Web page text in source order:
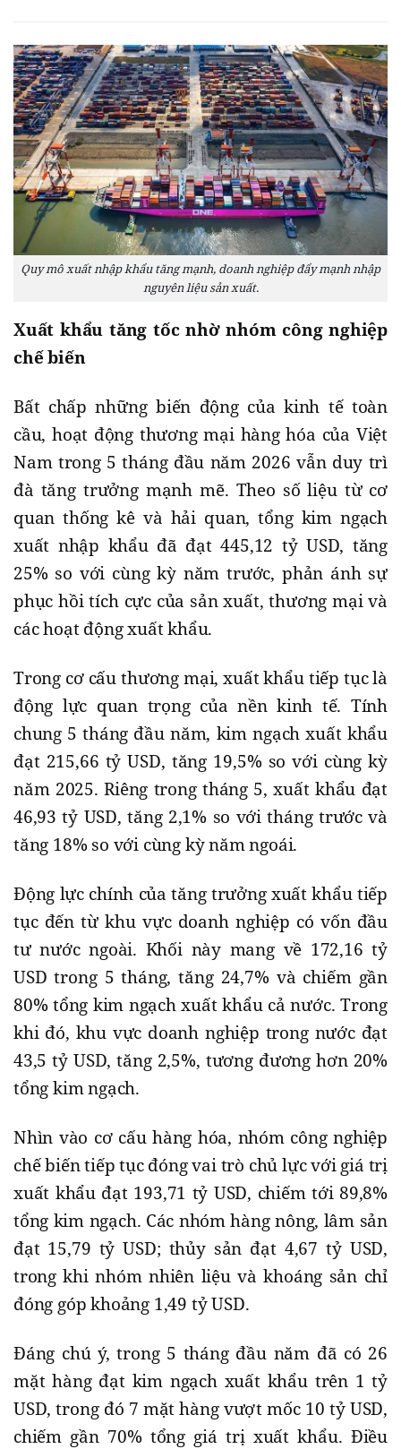
Quy mô xuất nhập khẩu tăng mạnh, doanh nghiệp đẩy mạnh nhập
nguyên liệu sản xuất.
Xuất khẩu tăng tốc nhờ nhóm công nghiệp
chế biến
Bất chấp những biến động của kinh tế toàn
cầu, hoạt động thương mại hàng hóa của Việt
Nam trong 5 tháng đầu năm 2026 vẫn duy trì
đà tăng trưởng mạnh mẽ. Theo số liệu từ cơ
quan thống kê và hải quan, tổng kim ngạch
xuất nhập khẩu đã đạt 445,12 tỷ USD, tăng
25% so với cùng kỳ năm trước, phản ánh sự
phục hồi tích cực của sản xuất, thương mại và
các hoạt động xuất khẩu.
Trong cơ cấu thương mại, xuất khẩu tiếp tục là
động lực quan trọng của nền kinh tế. Tính
chung 5 tháng đầu năm, kim ngạch xuất khẩu
đạt 215,66 tỷ USD, tăng 19,5% so với cùng kỳ
năm 2025. Riêng trong tháng 5, xuất khẩu đạt
46,93 tỷ USD, tăng 2,1% so với tháng trước và
tăng 18% so với cùng kỳ năm ngoái.
Động lực chính của tăng trưởng xuất khẩu tiếp
tục đến từ khu vực doanh nghiệp có vốn đầu
tư nước ngoài. Khối này mang về 172,16 tỷ
USD trong 5 tháng, tăng 24,7% và chiếm gần
80% tổng kim ngạch xuất khẩu cả nước. Trong
khi đó, khu vực doanh nghiệp trong nước đạt
43,5 tỷ USD, tăng 2,5%, tương đương hơn 20%
tổng kim ngạch.
Nhìn vào cơ cấu hàng hóa, nhóm công nghiệp
chế biến tiếp tục đóng vai trò chủ lực với giá trị
xuất khẩu đạt 193,71 tỷ USD, chiếm tới 89,8%
tổng kim ngạch. Các nhóm hàng nông, lâm sản
đạt 15,79 tỷ USD; thủy sản đạt 4,67 tỷ USD,
trong khi nhóm nhiên liệu và khoáng sản chỉ
đóng góp khoảng 1,49 tỷ USD.
Đáng chú ý, trong 5 tháng đầu năm đã có 26
mặt hàng đạt kim ngạch xuất khẩu trên 1 tỷ
USD, trong đó 7 mặt hàng vượt mốc 10 tỷ USD,
chiếm gần 70% tổng giá trị xuất khẩu. Điều